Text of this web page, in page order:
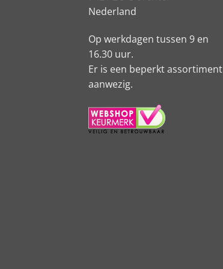
Nederland
Op werkdagen tussen 9 en
16.30 uur.
Er is een beperkt assortiment
aanwezig.